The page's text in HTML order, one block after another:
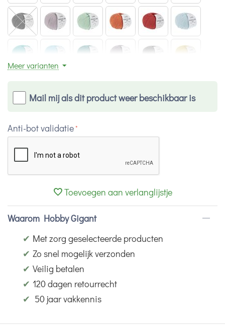
Meer varianten
Mail mij als dit product weer beschikbaar is
Anti-bot validatie
Toevoegen aan verlanglijstje
Waarom Hobby Gigant
✔ Met zorg geselecteerde producten
✔ Zo snel mogelijk verzonden
✔ Veilig betalen
✔ 120 dagen retourrecht
✔ 50 jaar vakkennis